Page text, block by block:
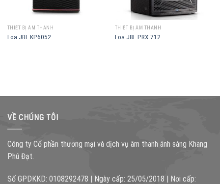
THIẾT BỊ ÂM THANH
Loa JBL KP6052
THIẾT BỊ ÂM THANH
Loa JBL PRX 712
VỀ CHÚNG TÔI
Công ty Cổ phần thương mại và dịch vụ âm thanh ánh sáng Khang
Phú Đạt.
Số GPDKKD: 0108292478 | Ngày cấp: 25/05/2018 | Nơi cấp: